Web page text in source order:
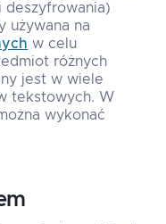
deszyfrowania)
używana na
w celu
różnych
jest w wiele
tekstowych. W
wykonać